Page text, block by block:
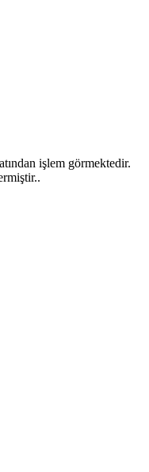
işlem görmektedir.